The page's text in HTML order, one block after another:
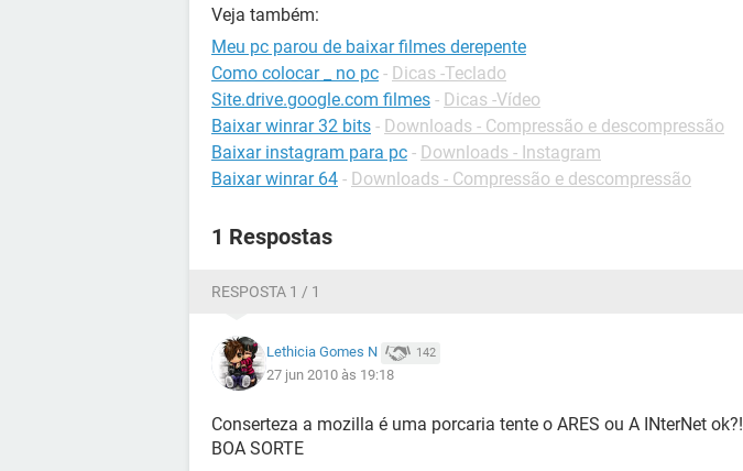
Veja também:
Meu pc parou de baixar filmes derepente
Como colocar _ no pc - Dicas -Teclado
Site.drive.google.com filmes - Dicas -Vídeo
Baixar winrar 32 bits - Downloads - Compressão e descompressão
Baixar instagram para pc - Downloads - Instagram
Baixar winrar 64 - Downloads - Compressão e descompressão
1 Respostas
RESPOSTA 1 / 1
Lethicia Gomes N 142
27 jun 2010 às 19:18
Conserteza a mozilla é uma porcaria tente o ARES ou A INterNet ok?!
BOA SORTE